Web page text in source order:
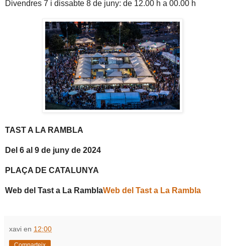
Divendres 7 i dissabte 8 de juny: de 12.00 h a 00.00 h
TAST A LA RAMBLA
Del 6 al 9 de juny de 2024
PLAÇA DE CATALUNYA
Web del Tast a La RamblaWeb del Tast a La Rambla
xavi en 12:00